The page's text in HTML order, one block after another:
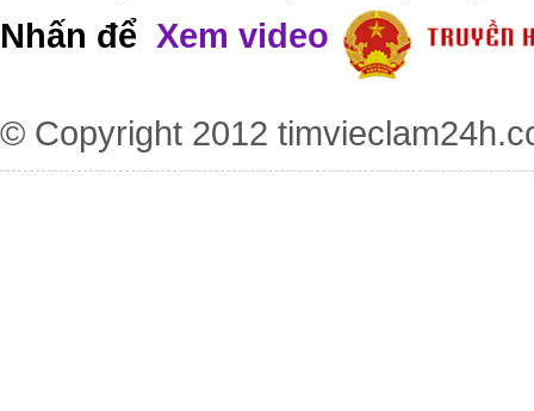
Nhấn để Xem video
© Copyright 2012